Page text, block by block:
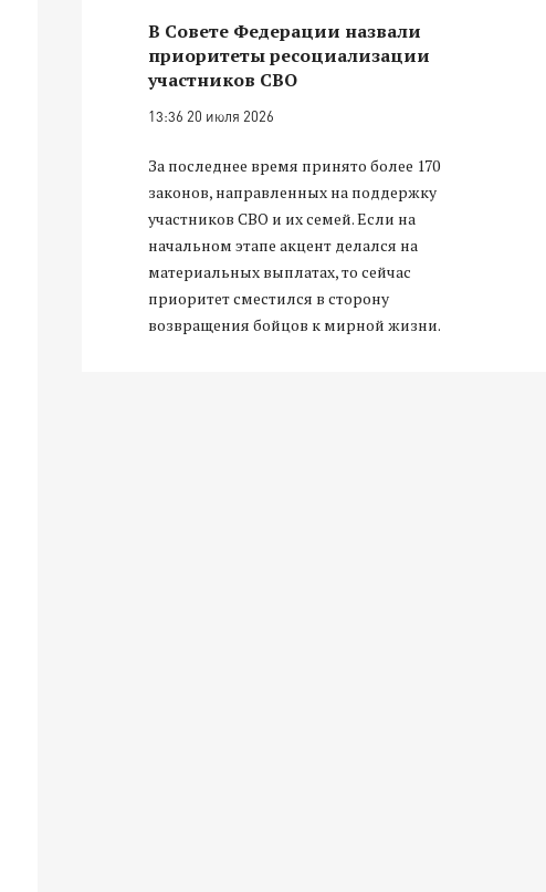
В Совете Федерации назвали
приоритеты ресоциализации
участников СВО
13:36 20 июля 2026
За последнее время принято более 170
законов, направленных на поддержку
участников СВО и их семей. Если на
начальном этапе акцент делался на
материальных выплатах, то сейчас
приоритет сместился в сторону
возвращения бойцов к мирной жизни.